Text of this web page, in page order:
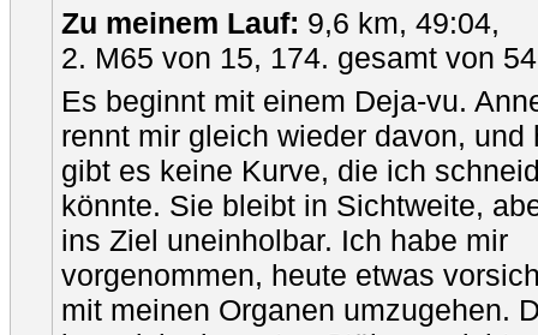
Zu meinem Lauf: 9,6 km, 49:04,
2. M65 von 15, 174. gesamt von
Es beginnt mit einem Deja-vu.
rennt mir gleich wieder davon, und
gibt es keine Kurve, die ich
könnte. Sie bleibt in Sichtweite,
ins Ziel uneinholbar. Ich habe mir
vorgenommen, heute etwas
mit meinen Organen umzugehen.